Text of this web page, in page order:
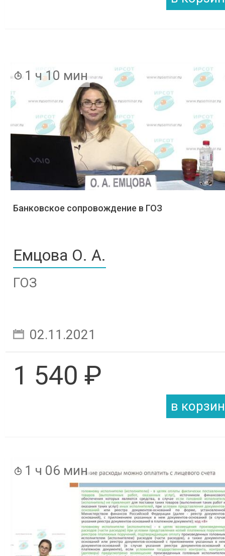
1 ч 10 мин
Банковское сопровождение в ГОЗ
Емцова О. А.
ГОЗ
02.11.2021
1 540 ₽
1 ч 06 мин